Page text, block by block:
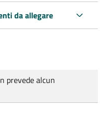
da allegare
prevede alcun